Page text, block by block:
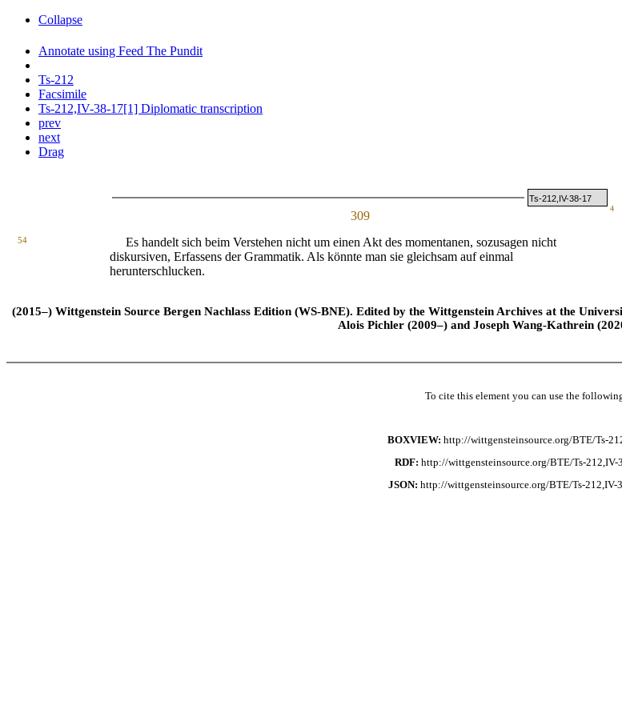
Collapse
Annotate using Feed The Pundit
Ts-212
Facsimile
Ts-212,IV-38-17[1] Diplomatic transcription
prev
next
Drag
Ts-212,IV-38-17
309
54
Es handelt sich beim Verstehen nicht um einen Akt des momentanen, sozusagen nicht
diskursiven, Erfassens der Grammatik. Als könnte man sie gleichsam auf einmal
herunterschlucken.
4
(2015–) Wittgenstein Source Bergen Nachlass Edition (WS-BNE). Edited by the Wittgenstein Archives at the
Alois Pichler (2009–) and Joseph Wang-Kathrein
To cite this element you can use the
BOXVIEW: http://wittgensteinsource.org/BTE/Ts-
RDF: http://wittgensteinsource.org/BTE/Ts-
JSON: http://wittgensteinsource.org/BTE/Ts-212,IV-